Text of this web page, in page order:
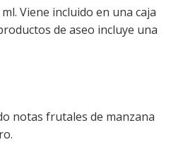
Viene incluido en una caja
de aseo incluye una
notas frutales de manzana